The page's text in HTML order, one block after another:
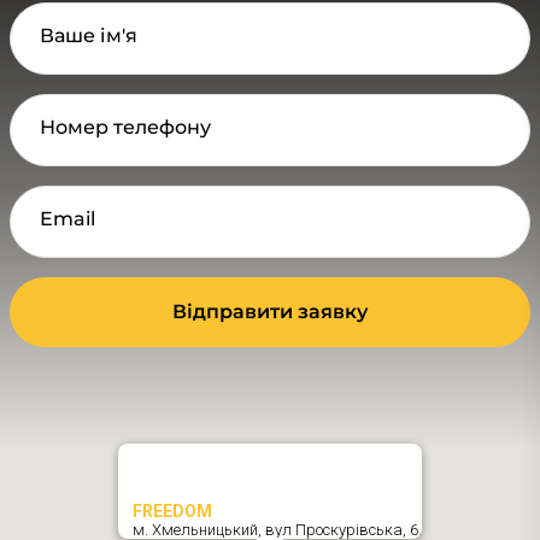
Ваше ім'я
Номер телефону
Email
Відправити заявку
FREEDOM
м. Хмельницький, вул Проскурівська, 6,